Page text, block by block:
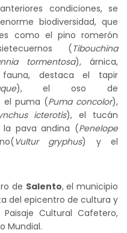
condiciones, se
biodiversidad, que
como el pino romerón
(Tibouchina
tormentosa), árnica,
destaca el tapir
), el oso de
el puma (Puma concolor),
icterotis), el tucán
la pava andina (Penelope
Vultur gryphus) y el
de Salento, el municipio
del epicentro de cultura y
Cultural Cafetero,
Mundial.